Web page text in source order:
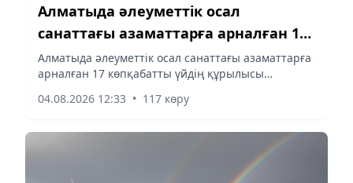
Алматыда әлеуметтік осал
санаттағы азаматтарға арналған 17
көпқабатты үйдің құрылысы
аяқталды
Алматыда әлеуметтік осал санаттағы азаматтарға
арналған 17 көпқабатты үйдің құрылысы
04.08.2026 12:33 • 117 көру